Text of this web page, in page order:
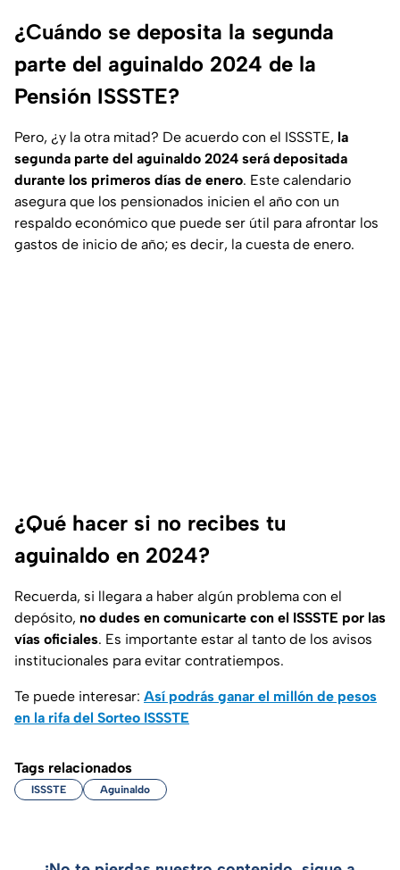
¿Cuándo se deposita la segunda
parte del aguinaldo 2024 de la
Pensión ISSSTE?
Pero, ¿y la otra mitad? De acuerdo con el ISSSTE, la
segunda parte del aguinaldo 2024 será depositada
durante los primeros días de enero. Este calendario
asegura que los pensionados inicien el año con un
respaldo económico que puede ser útil para afrontar los
gastos de inicio de año; es decir, la cuesta de enero.
¿Qué hacer si no recibes tu
aguinaldo en 2024?
Recuerda, si llegara a haber algún problema con el
depósito, no dudes en comunicarte con el ISSSTE por las
vías oficiales. Es importante estar al tanto de los avisos
institucionales para evitar contratiempos.
Te puede interesar: Así podrás ganar el millón de pesos
en la rifa del Sorteo ISSSTE
Tags relacionados
ISSSTE Aguinaldo